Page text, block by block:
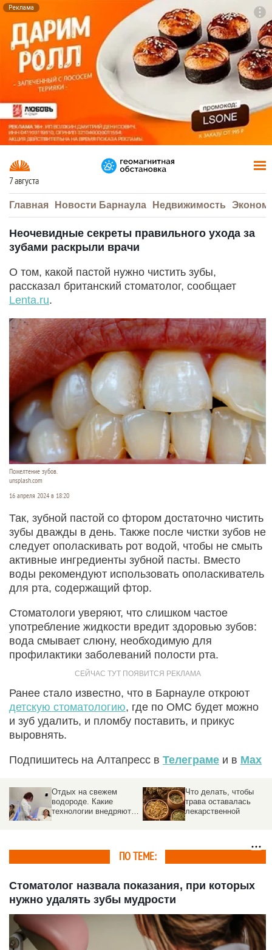
Реклама
7 августа
Главная Новости Барнаула Недвижимость
Неочевидные секреты правильного ухода за
зубами раскрыли врачи
О том, какой пастой нужно чистить зубы,
рассказал британский стоматолог, сообщает
Lenta.ru.
Пожелтение зубов.
unsplash.com
16 апреля 2024 в 18:20
Так, зубной пастой со фтором достаточно чистить
зубы дважды в день. Также после чистки зубов не
следует ополаскивать рот водой, чтобы не смыть
активные ингредиенты зубной пасты. Вместо
воды рекомендуют использовать ополаскиватель
для рта, содержащий фтор.
Стоматологи уверяют, что слишком частое
употребление жидкости вредит здоровью зубов:
вода смывает слюну, необходимую для
профилактики заболеваний полости рта.
Ранее стало известно, что в Барнауле откроют
детскую стоматологию, где по ОМС будет можно
и зуб удалить, и пломбу поставить, и прикус
выровнять.
Подпишитесь на Алтапресс в Телеграме и в Max
Отдых на свежем
водороде. Какие
технологии внедряют в
Что делать, чтобы
трава оставалась
лекарственной
ПО ТЕМЕ:
Стоматолог назвала показания, при которых
нужно удалять зубы мудрости